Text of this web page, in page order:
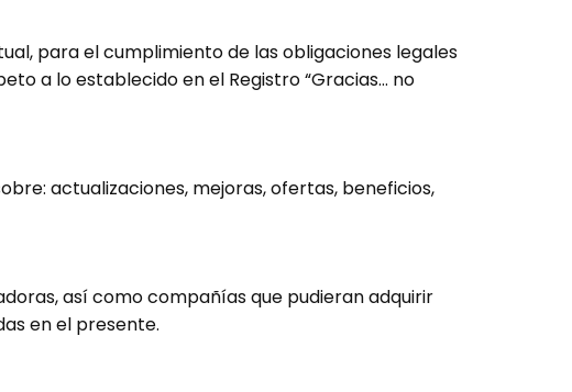
para el cumplimiento de las obligaciones legales
a lo establecido en el Registro “Gracias… no
actualizaciones, mejoras, ofertas, beneficios,
así como compañías que pudieran adquirir
en el presente.